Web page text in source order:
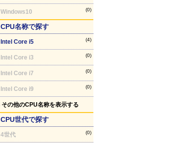
Windows10 (0)
CPU名称で探す
Intel Core i5 (4)
Intel Core i3 (0)
Intel Core i7 (0)
Intel Core i9 (0)
その他のCPU名称を表示する
CPU世代で探す
4世代 (0)